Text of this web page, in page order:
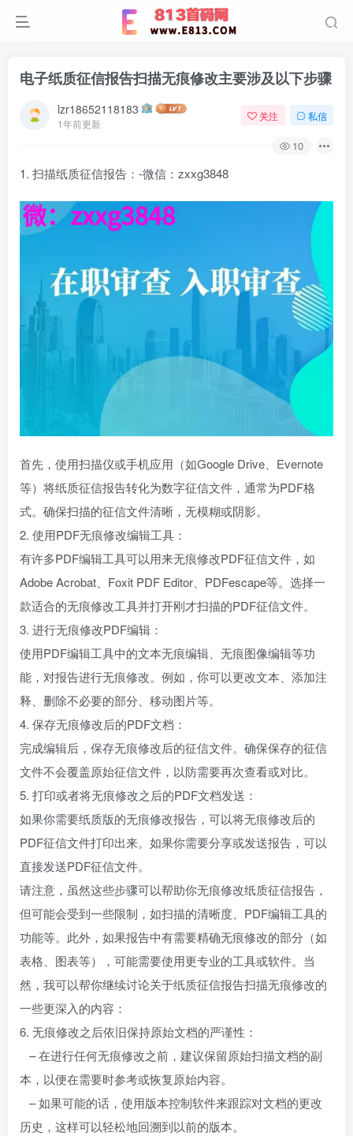
电子纸质征信报告扫描无痕修改主要涉及以下步骤
lzr18652118183
1年前更新
关注 私信
10
1. 扫描纸质征信报告：-微信：zxxg3848
首先，使用扫描仪或手机应用（如Google Drive、Evernote
等）将纸质征信报告转化为数字征信文件，通常为PDF格
式。确保扫描的征信文件清晰，无模糊或阴影。
2. 使用PDF无痕修改编辑工具：
有许多PDF编辑工具可以用来无痕修改PDF征信文件，如
Adobe Acrobat、Foxit PDF Editor、PDFescape等。选择一
款适合的无痕修改工具并打开刚才扫描的PDF征信文件。
3. 进行无痕修改PDF编辑：
使用PDF编辑工具中的文本无痕编辑、无痕图像编辑等功
能，对报告进行无痕修改。例如，你可以更改文本、添加注
释、删除不必要的部分、移动图片等。
4. 保存无痕修改后的PDF文档：
完成编辑后，保存无痕修改后的征信文件。确保保存的征信
文件不会覆盖原始征信文件，以防需要再次查看或对比。
5. 打印或者将无痕修改之后的PDF文档发送：
如果你需要纸质版的无痕修改报告，可以将无痕修改后的
PDF征信文件打印出来。如果你需要分享或发送报告，可以
直接发送PDF征信文件。
请注意，虽然这些步骤可以帮助你无痕修改纸质征信报告，
但可能会受到一些限制，如扫描的清晰度、PDF编辑工具的
功能等。此外，如果报告中有需要精确无痕修改的部分（如
表格、图表等），可能需要使用更专业的工具或软件。当
然，我可以帮你继续讨论关于纸质征信报告扫描无痕修改的
一些更深入的内容：
6. 无痕修改之后依旧保持原始文档的严谨性：
– 在进行任何无痕修改之前，建议保留原始扫描文档的副
本，以便在需要时参考或恢复原始内容。
– 如果可能的话，使用版本控制软件来跟踪对文档的更改
历史，这样可以轻松地回溯到以前的版本。